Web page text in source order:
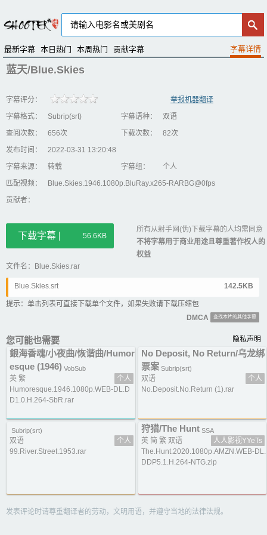
最新字幕 本日热门 本周热门 贡献字幕
蓝天/Blue.Skies
字幕评分：
举报机器翻译
字幕格式：
Subrip(srt) 字幕语种：
双语
查阅次数：
656次 下载次数：
82次
发布时间：
2022-03-31 13:20:48
字幕来源：
转载 字幕组：
个人
匹配视频：
Blue.Skies.1946.1080p.BluRay.x265-RARBG@0fps
贡献者：
下载字幕 | 56.6KB
所有从射手网(伪)下载字幕的人均需同意
不将字幕用于商业用途且尊重著作权人的
权益
文件名：Blue.Skies.rar
Blue.Skies.srt 142.5KB
提示：单击列表可直接下载单个文件，如果失败请下载压缩包
DMCA
查找本片的其他字幕
您可能也需要 隐私声明
銀海香魂/小夜曲/恢谐曲/Humor
esque (1946) VobSub
英 繁
个人
Humoresque.1946.1080p.WEB-DL.D
D1.0.H.264-SbR.rar
No Deposit, No Return/乌龙绑
票案 Subrip(srt)
双语
个人
No.Deposit.No.Return (1).rar
Subrip(srt)
双语
个人
99.River.Street.1953.rar
狩猎/The Hunt SSA
英 简 繁 双语
人人影视YYeTs
The.Hunt.2020.1080p.AMZN.WEB-DL.
DDP5.1.H.264-NTG.zip
发表评论时请尊重翻译者的劳动，文明用语，并遵守当地的法律法规。